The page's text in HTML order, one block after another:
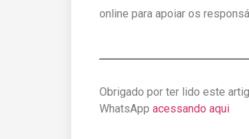
online para apoiar os
Obrigado por ter lido este
WhatsApp acessando aqui